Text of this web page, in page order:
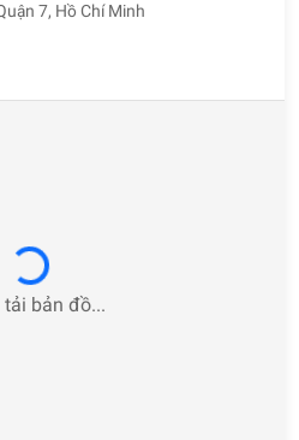
7, Hồ Chí Minh
Loading...bản đồ...